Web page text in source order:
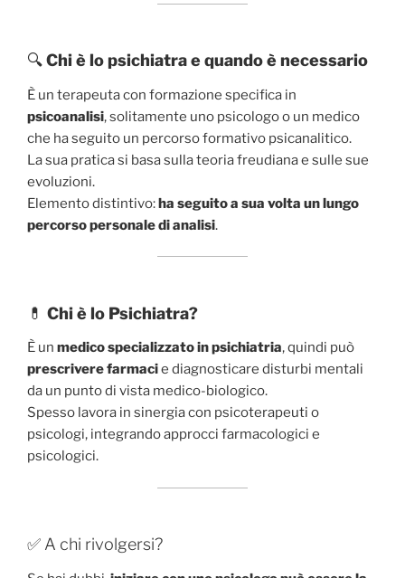
🔍Chi è lo psichiatra e quando è necessario
È un terapeuta con formazione specifica in
psicoanalisi, solitamente uno psicologo o un medico
che ha seguito un percorso formativo psicanalitico.
La sua pratica si basa sulla teoria freudiana e sulle sue
evoluzioni.
Elemento distintivo:ha seguito a sua volta un lungo
percorso personale di analisi.
💊 Chi è lo Psichiatra?
È un medico specializzato in psichiatria, quindi può
prescrivere farmacie diagnosticare disturbi mentali
da un punto di vista medico-biologico.
Spesso lavora in sinergia con psicoterapeuti o
psicologi, integrando approcci farmacologici e
psicologici.
✅ A chi rivolgersi?